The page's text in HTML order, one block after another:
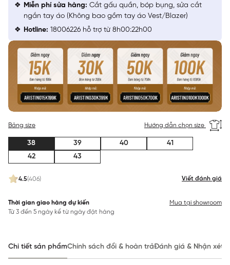
4.5(406) Viết đánh giá
Bảng size Hướng dẫn chọn size
38 39 40
41
42
43
Thời gian giao hàng dự kiến
Từ 3 đến 5 ngày kể từ ngày đặt hàng
Mua tại showroom
Miễn phí sửa hàng: Cắt gấu quần, bóp bụng, sửa cắt
ngắn tay áo (Không bao gồm tay áo Vest/Blazer)
Hotline: 18006226 hỗ trợ từ 8h00:22h00
Chi tiết sản phẩmChính sách đổi & hoàn trảĐánh giá & Nhận xét